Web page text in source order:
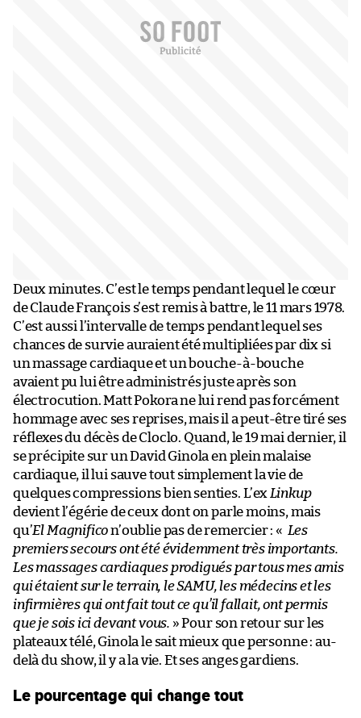
Deux minutes. C’est le temps pendant lequel le cœur
de Claude François s’est remis à battre, le 11 mars 1978.
C’est aussi l’intervalle de temps pendant lequel ses
chances de survie auraient été multipliées par dix si
un massage cardiaque et un bouche-à-bouche
avaient pu lui être administrés juste après son
électrocution. Matt Pokora ne lui rend pas forcément
hommage avec ses reprises, mais il a peut-être tiré ses
réflexes du décès de Cloclo. Quand, le 19 mai dernier, il
se précipite sur un David Ginola en plein malaise
cardiaque, il lui sauve tout simplement la vie de
quelques compressions bien senties. L’ex Linkup
devient l’égérie de ceux dont on parle moins, mais
qu’El Magnificon’oublie pas de remercier : « Les
premiers secours ont été évidemment très importants.
Les massages cardiaques prodigués par tous mes amis
qui étaient sur le terrain, le SAMU, les médecins et les
infirmières qui ont fait tout ce qu’il fallait, ont permis
que je sois ici devant vous. » Pour son retour sur les
plateaux télé, Ginola le sait mieux que personne : au-
delà du show, il y a la vie. Et ses anges gardiens.
Le pourcentage qui change tout